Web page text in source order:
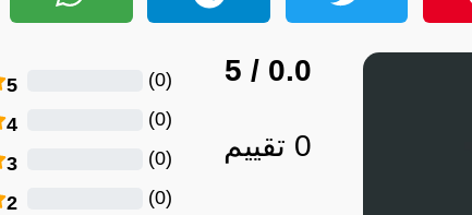
0.0
/ 5
0 تقييم
5 (
0
)
4 (
0
)
3 (
0
)
2 (
0
)